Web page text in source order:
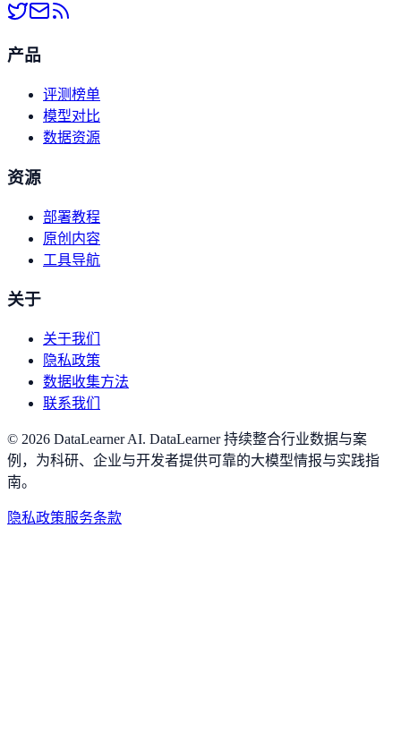
产品
评测榜单
模型对比
数据资源
资源
部署教程
原创内容
工具导航
关于
关于我们
隐私政策
数据收集方法
联系我们
© 2026 DataLearner AI. DataLearner 持续整合行业数据与案
例，为科研、企业与开发者提供可靠的大模型情报与实践指
南。
隐私政策服务条款